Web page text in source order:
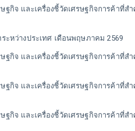
ฐกิจ และเครื่องชี้วัดเศรษฐกิจการค้าที่ส
ะหว่างประเทศ เดือนพฤษภาคม 2569
ฐกิจ และเครื่องชี้วัดเศรษฐกิจการค้าที่ส
ฐกิจ และเครื่องชี้วัดเศรษฐกิจการค้าที่ส
ฐกิจ และเครื่องชี้วัดเศรษฐกิจการค้าที่ส